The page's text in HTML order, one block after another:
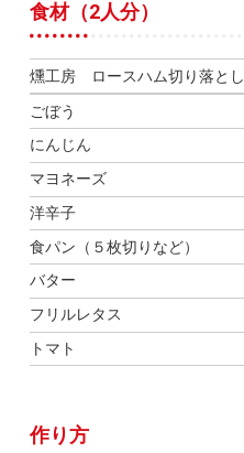
食材（2人分）
燻工房 ロースハム切り落とし
ごぼう
にんじん
マヨネーズ
洋辛子
食パン（５枚切りなど）
バター
フリルレタス
トマト
作り方